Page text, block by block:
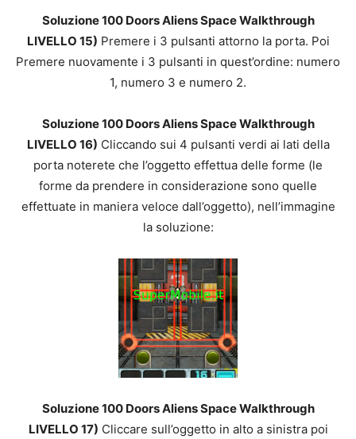
Soluzione 100 Doors Aliens Space Walkthrough
LIVELLO 15) Premere i 3 pulsanti attorno la porta. Poi
Premere nuovamente i 3 pulsanti in quest’ordine: numero
1, numero 3 e numero 2.
Soluzione 100 Doors Aliens Space Walkthrough
LIVELLO 16) Cliccando sui 4 pulsanti verdi ai lati della
porta noterete che l’oggetto effettua delle forme (le
forme da prendere in considerazione sono quelle
effettuate in maniera veloce dall’oggetto), nell’immagine
la soluzione:
Soluzione 100 Doors Aliens Space Walkthrough
LIVELLO 17) Cliccare sull’oggetto in alto a sinistra poi